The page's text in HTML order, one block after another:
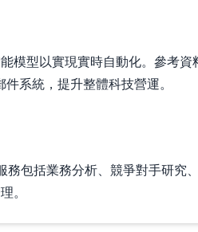
模型以實現實時自動化。參
系統，提升整體科技營運。
包括業務分析、競爭對手研究
。